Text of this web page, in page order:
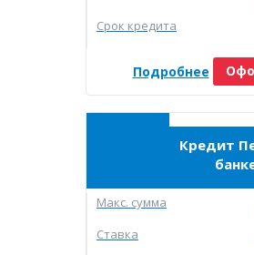
Срок кредита
Подробнее
Кредит
Макc. сумма
Ставка